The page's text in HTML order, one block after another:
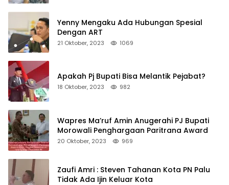
Yenny Mengaku Ada Hubungan Spesial
Dengan ART
21 Oktober, 2023 1069
Apakah Pj Bupati Bisa Melantik Pejabat?
18 Oktober, 2023 982
Wapres Ma’ruf Amin Anugerahi PJ Bupati
Morowali Penghargaan Paritrana Award
20 Oktober, 2023 969
Zaufi Amri : Steven Tahanan Kota PN Palu
Tidak Ada Ijin Keluar Kota